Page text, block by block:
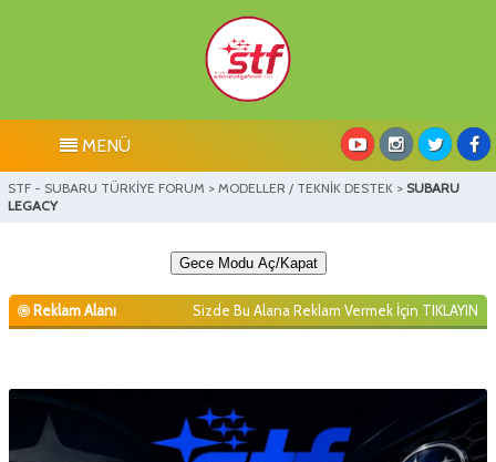
MENÜ
STF - SUBARU TÜRKİYE FORUM > MODELLER / TEKNİK DESTEK > SUBARU
LEGACY
Gece Modu Aç/Kapat
Reklam Alanı Sizde Bu Alana Reklam Vermek İçin TIKLAYIN